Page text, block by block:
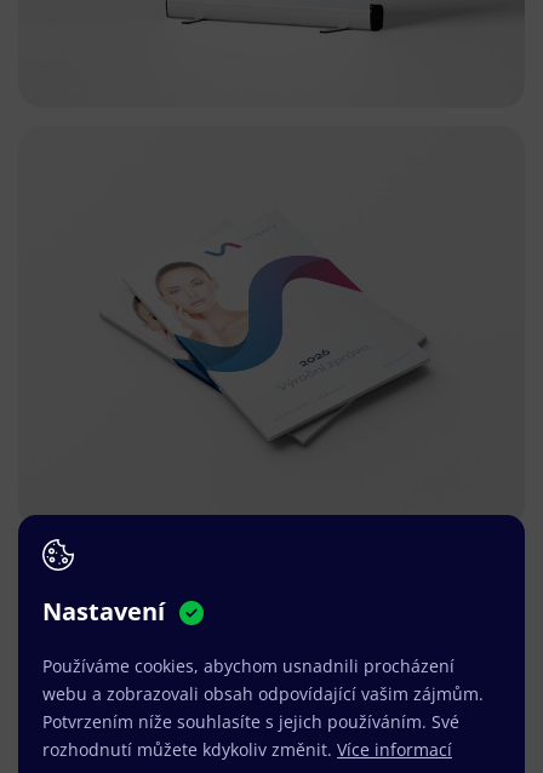
Nastavení
Používáme cookies, abychom usnadnili procházení
webu a zobrazovali obsah odpovídající vašim zájmům.
Potvrzením níže souhlasíte s jejich používáním. Své
rozhodnutí můžete kdykoliv změnit. Více informací